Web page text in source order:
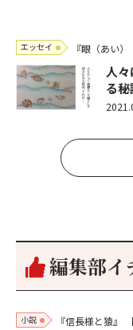
エッセイ 『眼（あい
人
る
編集部イ
小説 『信長様と猿』